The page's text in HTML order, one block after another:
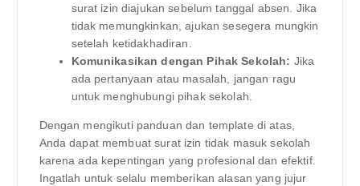
surat izin diajukan sebelum tanggal absen. Jika
tidak memungkinkan, ajukan sesegera mungkin
setelah ketidakhadiran.
Komunikasikan dengan Pihak Sekolah: Jika
ada pertanyaan atau masalah, jangan ragu
untuk menghubungi pihak sekolah.
Dengan mengikuti panduan dan template di atas,
Anda dapat membuat surat izin tidak masuk sekolah
karena ada kepentingan yang profesional dan efektif.
Ingatlah untuk selalu memberikan alasan yang jujur